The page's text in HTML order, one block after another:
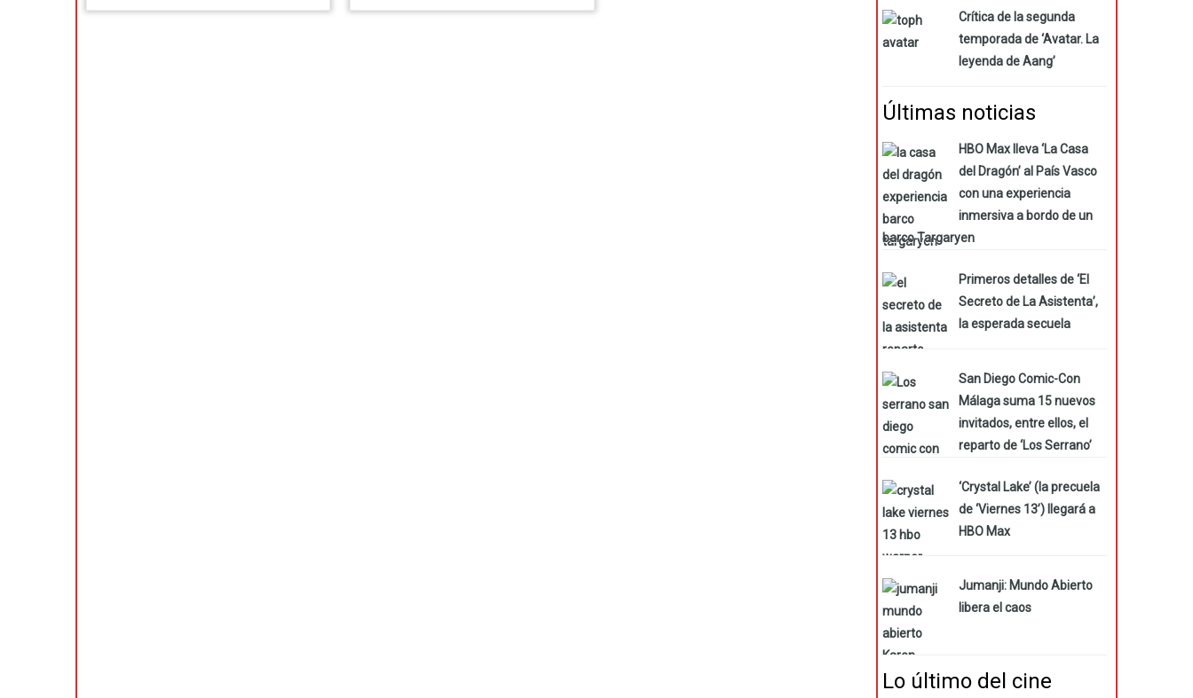
Crítica de la segunda
temporada de ‘Avatar. La
leyenda de Aang’
Últimas noticias
HBO Max lleva ‘La Casa
del Dragón’ al País Vasco
con una experiencia
inmersiva a bordo de un
barco Targaryen
Primeros detalles de ‘El
Secreto de La Asistenta’,
la esperada secuela
San Diego Comic-Con
Málaga suma 15 nuevos
invitados, entre ellos, el
reparto de ‘Los Serrano’
‘Crystal Lake’ (la precuela
de ‘Viernes 13’) llegará a
HBO Max
Jumanji: Mundo Abierto
libera el caos
Lo último del cine